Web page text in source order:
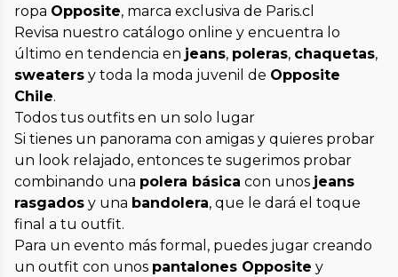
ropa Opposite, marca exclusiva de Paris.cl
Revisa nuestro catálogo online y encuentra lo
último en tendencia en jeans, poleras, chaquetas,
sweaters y toda la moda juvenil de Opposite
Chile.
Todos tus outfits en un solo lugar
Si tienes un panorama con amigas y quieres probar
un look relajado, entonces te sugerimos probar
combinando una polera básica con unos jeans
rasgados y una bandolera, que le dará el toque
final a tu outfit.
Para un evento más formal, puedes jugar creando
un outfit con unos pantalones Opposite y